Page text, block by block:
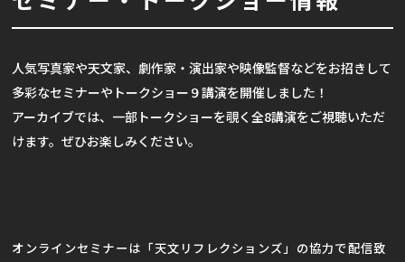
人気写真家や天文家、劇作家・演出家や映像監督などをお招きして
多彩なセミナーやトークショー９講演を開催しました！
アーカイブでは、一部トークショーを覗く全8講演をご視聴いただ
けます。ぜひお楽しみください。
オンラインセミナーは「天文リフレクションズ」の協力で配信致